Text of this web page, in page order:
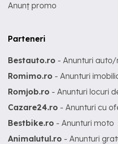
Anunț promo
Parteneri
Bestauto.ro - Anunturi
Romimo.ro - Anunturi
Romjob.ro - Anunturi locuri
Cazare24.ro - Anunturi cu
Bestbike.ro - Anunturi moto
Animalutul.ro - Anunturi